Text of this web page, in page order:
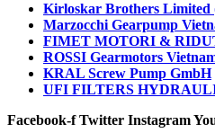
Kirloskar Brothers
Marzocchi Gearpump
FIMET MOTORI &
ROSSI Gearmotors
KRAL Screw Pump GmbH
UFI FILTERS
Facebook-f Twitter Instagram